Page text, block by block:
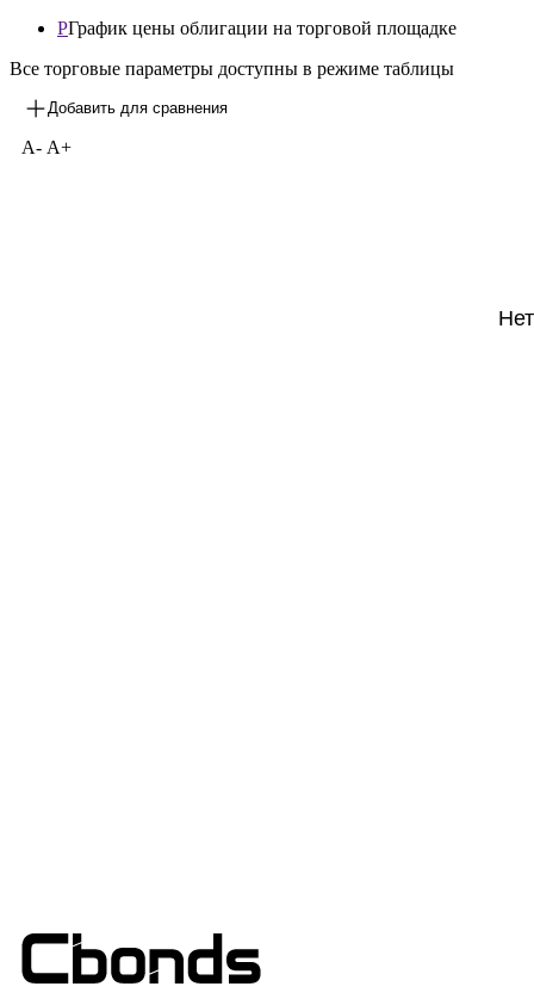
PГрафик цены облигации на торговой площадке
Все торговые параметры доступны в режиме таблицы
Добавить для сравнения